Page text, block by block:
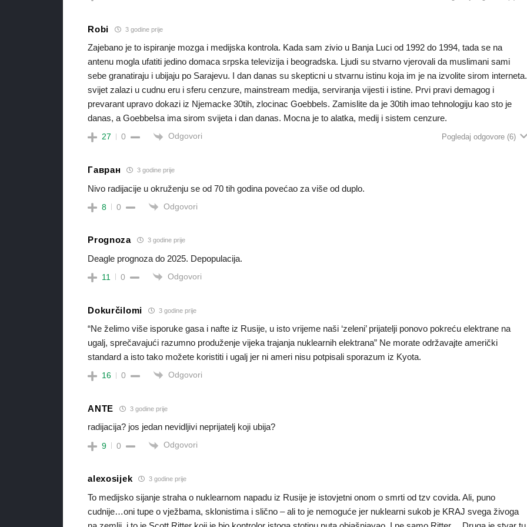
Robi 3 godine prije
Zajebano je to ispiranje mozga i medijska kontrola. Kada sam zivio u Banja Luci od 1992 do 1994, tada se na
antenu mogla ufatiti jedino domaca srpska televizija i beogradska. Ljudi su stvarno vjerovali da muslimani sami
sebe granatiraju i ubijaju po Sarajevu. I dan danas su skepticni u stvarnu istinu koja im je na izvolite sirom interneta.
svijet zalazi u cudnu eru i sferu cenzure, mainstream medija, serviranja vijesti i istine. Prvi pravi demagog i
prevarant upravo dokazi iz Njemacke 30tih, zlocinac Goebbels. Zamislite da je 30tih imao tehnologiju kao sto je
danas, a Goebbelsa ima sirom svijeta i dan danas. Mocna je to alatka, medij i sistem cenzure.
27 0 Odgovori Pogledaj odgovore (6)
Гавран 3 godine prije
Nivo radijacije u okruženju se od 70 tih godina povećao za više od duplo.
8 0 Odgovori
Prognoza 3 godine prije
Deagle prognoza do 2025. Depopulacija.
11 0 Odgovori
Dokurčilomi 3 godine prije
“Ne želimo više isporuke gasa i nafte iz Rusije, u isto vrijeme naši ‘zeleni’ prijatelji ponovo pokreću elektrane na
ugalj, sprečavajući razumno produženje vijeka trajanja nuklearnih elektrana” Ne morate održavajte američki
standard a isto tako možete koristiti i ugalj jer ni ameri nisu potpisali sporazum iz Kyota.
16 0 Odgovori
ANTE 3 godine prije
radijacija? jos jedan nevidljivi neprijatelj koji ubija?
9 0 Odgovori
alexosijek 3 godine prije
To medijsko sijanje straha o nuklearnom napadu iz Rusije je istovjetni onom o smrti od tzv covida. Ali, puno
cudnije…oni tupe o vježbama, sklonistima i slično – ali to je nemoguće jer nuklearni sukob je KRAJ svega živoga